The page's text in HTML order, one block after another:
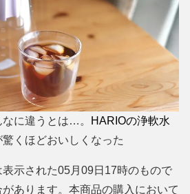
に違うとは…。
HARIOの浄軟水
くほどおいしくなった
示された05月09日17時のもので
あります。本商品の購入において